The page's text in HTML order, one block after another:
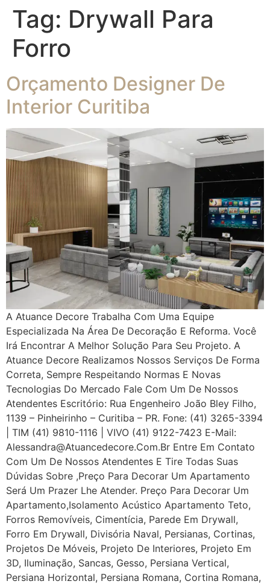
Tag: Drywall Para
Forro
Orçamento Designer De
Interior Curitiba
A Atuance Decore Trabalha Com Uma Equipe
Especializada Na Área De Decoração E Reforma. Você
Irá Encontrar A Melhor Solução Para Seu Projeto. A
Atuance Decore Realizamos Nossos Serviços De Forma
Correta, Sempre Respeitando Normas E Novas
Tecnologias Do Mercado Fale Com Um De Nossos
Atendentes Escritório: Rua Engenheiro João Bley Filho,
1139 – Pinheirinho – Curitiba – PR. Fone: (41) 3265-3394
| TIM (41) 9810-1116 | VIVO (41) 9122-7423 E-Mail:
Alessandra@atuancedecore.com.br Entre Em Contato
Com Um De Nossos Atendentes E Tire Todas Suas
Dúvidas Sobre ,Preço Para Decorar Um Apartamento
Será Um Prazer Lhe Atender. Preço Para Decorar Um
Apartamento,Isolamento Acústico Apartamento Teto,
Forros Removíveis, Cimentícia, Parede Em Drywall,
Forro Em Drywall, Divisória Naval, Persianas, Cortinas,
Projetos De Móveis, Projeto De Interiores, Projeto Em
3D, Iluminação, Sancas, Gesso, Persiana Vertical,
Persiana Horizontal, Persiana Romana, Cortina Romana,